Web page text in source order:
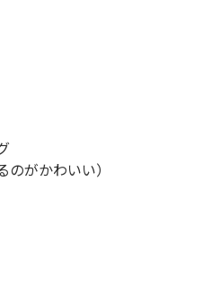
のがかわいい）